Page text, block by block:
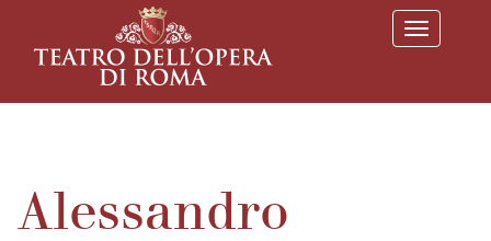
T
o
l
Alessandro